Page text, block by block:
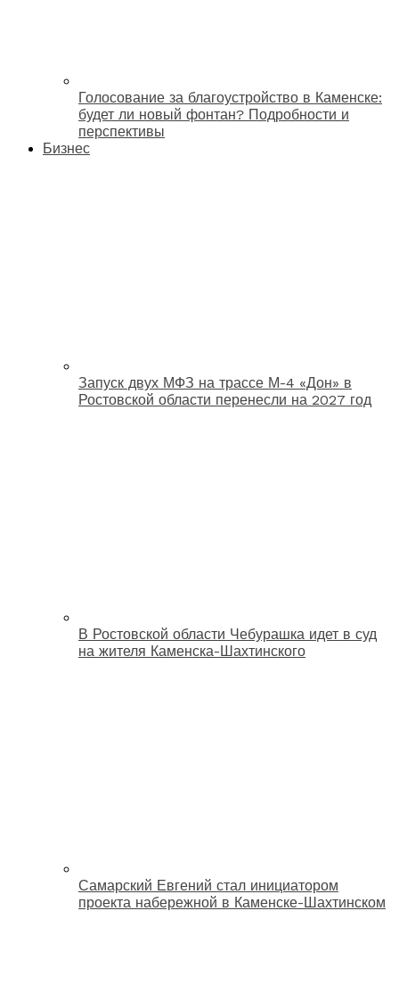
Голосование за благоустройство в Каменске:
будет ли новый фонтан? Подробности и
перспективы
Бизнес
Запуск двух МФЗ на трассе М-4 «Дон» в
Ростовской области перенесли на 2027 год
В Ростовской области Чебурашка идет в суд
на жителя Каменска-Шахтинского
Самарский Евгений стал инициатором
проекта набережной в Каменске-Шахтинском